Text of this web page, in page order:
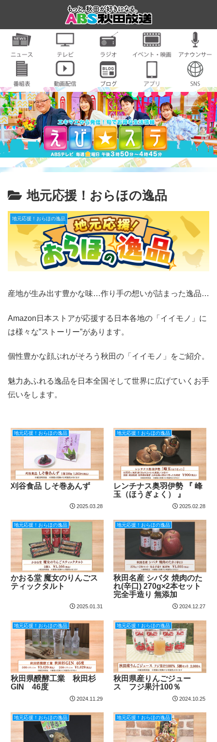
地元応援！おらほの逸品
地元応援！おらほの逸品
産地が生み出す豊かな味…作り手の想いが詰まった逸品…
Amazon日本ストアが応援する日本各地の「イイモノ」に
は様々な”ストーリー”があります。
個性豊かな顔ぶれがそろう秋田の「イイモノ」をご紹介。
魅力あふれる逸品を日本全国そして世界に広げていくお手
伝いをします。
地元応援！おらほの逸品
刈谷食品 しそ巻あんず
2025.03.28
地元応援！おらほの逸品
レンチナス奥羽伊勢 『 峰
玉（ほうぎょく） 』
2025.02.28
地元応援！おらほの逸品
かおる堂 魔女のりんごス
ティックタルト
2025.01.31
地元応援！おらほの逸品
秋田名産 シバタ 焼肉のた
れ(辛口) 270g×2本セット
完全手造り 無添加
2024.12.27
地元応援！おらほの逸品
秋田県醗酵工業 秋田杉
GIN 46度
2024.11.29
地元応援！おらほの逸品
秋田県産りんごジュー
ス フジ果汁100％
2024.10.25
地元応援！おらほの逸品 地元応援！おらほの逸品